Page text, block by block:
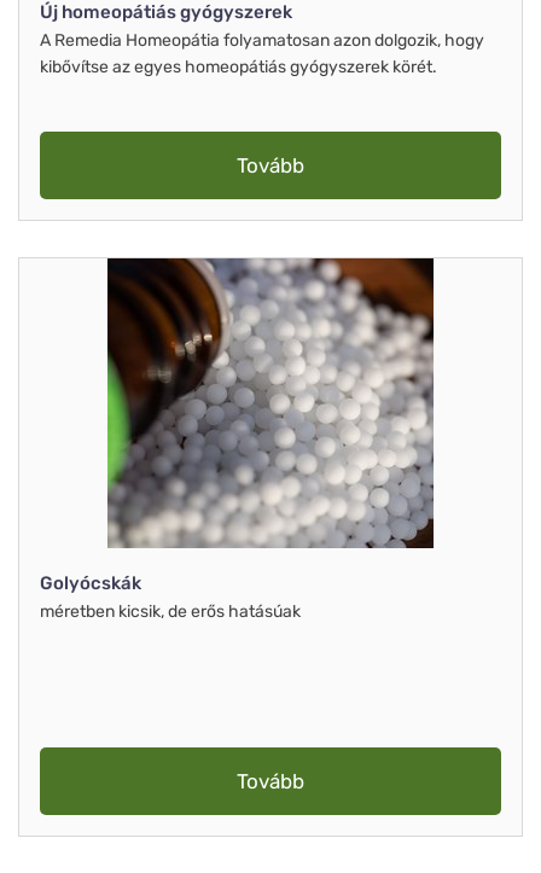
Új homeopátiás gyógyszerek
A Remedia Homeopátia folyamatosan azon dolgozik, hogy
kibővítse az egyes homeopátiás gyógyszerek körét.
Tovább
Golyócskák
méretben kicsik, de erős hatásúak
Tovább